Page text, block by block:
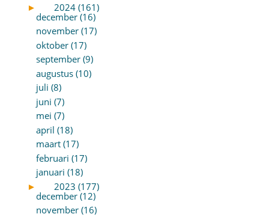
►
2024 (161)
december (16)
november (17)
oktober (17)
september (9)
augustus (10)
juli (8)
juni (7)
mei (7)
april (18)
maart (17)
februari (17)
januari (18)
►
2023 (177)
december (12)
november (16)